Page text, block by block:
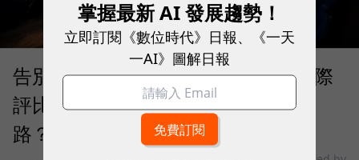
告別「極速迷思」！Opensignal 國際
評比揭密：什麼才是 5G 時代的好網
路？
掌握最新 AI 發展趨勢！
立即訂閱《數位時代》日報、《一天
一AI》圖解日報